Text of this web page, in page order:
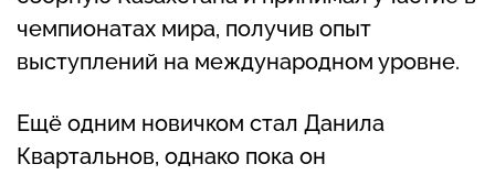
чемпионатах мира, получив опыт
выступлений на международном уровне.
Ещё одним новичком стал Данила
Квартальнов, однако пока он